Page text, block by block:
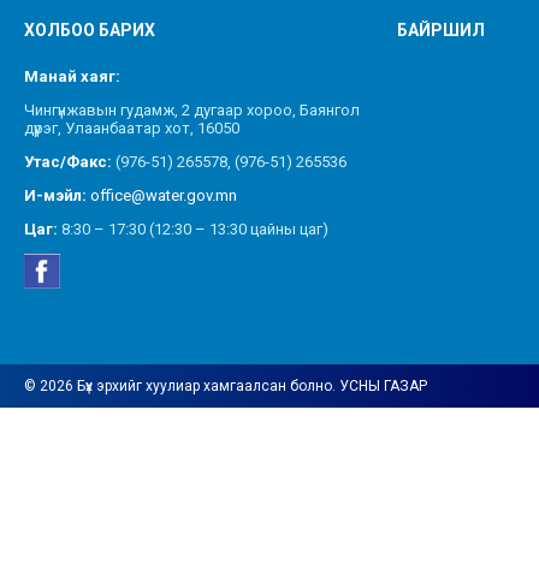
ХОЛБОО БАРИХ
Манай хаяг:
Чингүнжавын гудамж, 2 дугаар хороо, Баянгол
дүүрэг, Улаанбаатар хот, 16050
Утас/Факс: (976-51) 265578, (976-51) 265536
И-мэйл: office@water.gov.mn
Цаг: 8:30 – 17:30 (12:30 – 13:30 цайны цаг)
БАЙРШИЛ
© 2026 Бүх эрхийг хуулиар хамгаалсан болно. УСНЫ ГАЗАР